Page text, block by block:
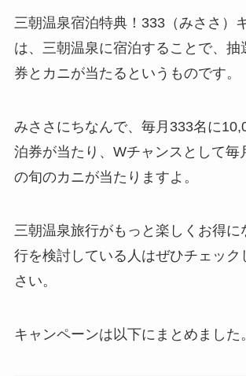
三朝温泉宿泊特典！333（みささ）
は、三朝温泉に宿泊することで、抽
券とカニが当たるというものです。
みささにちなんで、毎月333名に
泊券が当たり、Wチャンスとして毎
の旬のカニが当たりますよ。
三朝温泉旅行がもっと楽しくお得に
行を検討している人はぜひチェック
さい。
キャンペーンは以下にまとめました。